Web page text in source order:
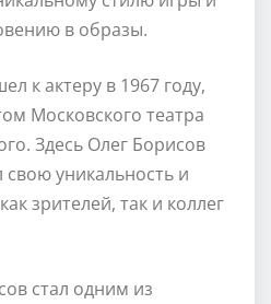
в образы.
к актеру в 1967 году,
Московского театра
Здесь Олег Борисов
уникальность и
зрителей, так и коллег
стал одним из